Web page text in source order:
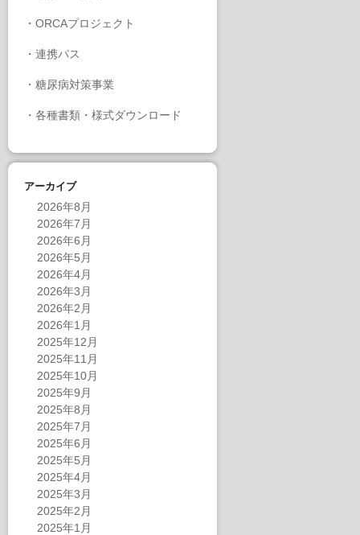
・ ORCAプロジェクト
・ 連携パス
・ 糖尿病対策事業
・ 各種書類・様式ダウンロード
アーカイブ
2026年8月
2026年7月
2026年6月
2026年5月
2026年4月
2026年3月
2026年2月
2026年1月
2025年12月
2025年11月
2025年10月
2025年9月
2025年8月
2025年7月
2025年6月
2025年5月
2025年4月
2025年3月
2025年2月
2025年1月